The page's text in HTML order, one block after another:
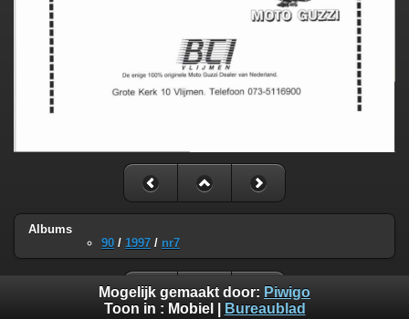
Albums
90 / 1997 / nr7
Mogelijk gemaakt door: Piwigo
Toon in : Mobiel Bureaublad